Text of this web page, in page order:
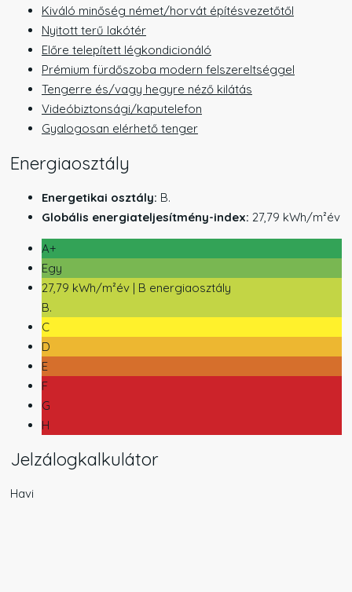
Kiváló minőség német/horvát építésvezetőtől
Nyitott terű lakótér
Előre telepített légkondicionáló
Prémium fürdőszoba modern felszereltséggel
Tengerre és/vagy hegyre néző kilátás
Videóbiztonsági/kaputelefon
Gyalogosan elérhető tenger
Energiaosztály
Energetikai osztály: B.
Globális energiateljesítmény-index: 27,79 kWh/m²év
A+
Egy
27,79 kWh/m²év | B energiaosztály
B.
C
D
E
F
G
H
Jelzálogkalkulátor
Havi